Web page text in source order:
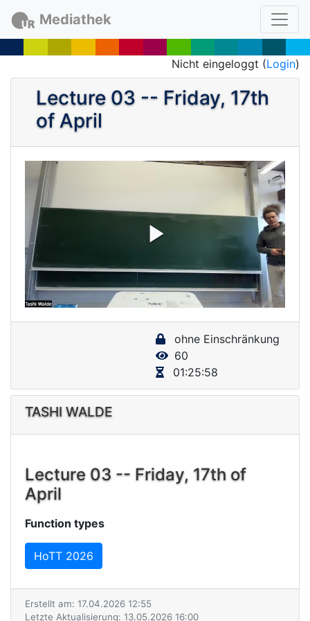
Mediathek
Nicht eingeloggt (Login)
Lecture 03 -- Friday, 17th
of April
l
a
V
i
d
o
ohne Einschränkung
60
01:25:58
TASHI WALDE
Lecture 03 -- Friday, 17th of
April
Function types
HoTT 2026
Erstellt am: 17.04.2026 12:55
Letzte Aktualisierung: 13.05.2026 16:00